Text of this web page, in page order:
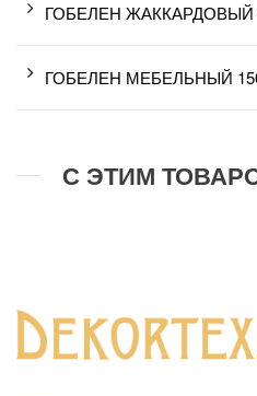
ГОБЕЛЕН
ГОБЕЛЕН МЕБЕЛЬНЫЙ
С ЭТИМ